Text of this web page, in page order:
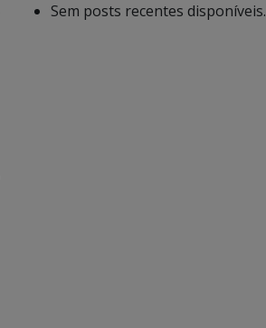
Sem posts recentes disponíveis.